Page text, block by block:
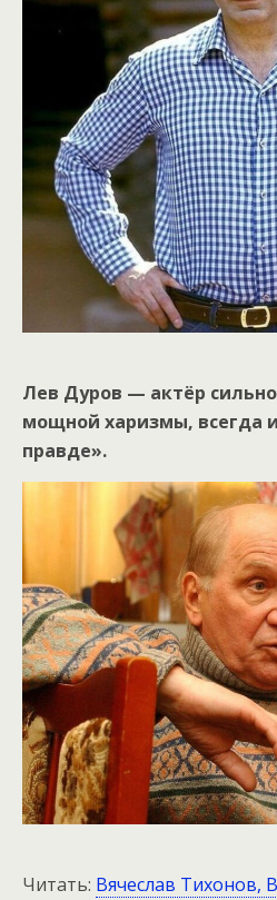
Лев Дуров — актёр
мощной харизмы, всегда
правде».
Читать: Вячеслав Тихонов,